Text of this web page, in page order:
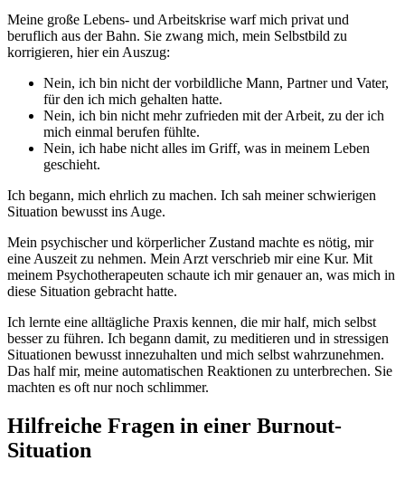
Meine große Lebens- und Arbeitskrise warf mich privat und
beruflich aus der Bahn. Sie zwang mich, mein Selbstbild zu
korrigieren, hier ein Auszug:
Nein, ich bin nicht der vorbildliche Mann, Partner und Vater,
für den ich mich gehalten hatte.
Nein, ich bin nicht mehr zufrieden mit der Arbeit, zu der ich
mich einmal berufen fühlte.
Nein, ich habe nicht alles im Griff, was in meinem Leben
geschieht.
Ich begann, mich ehrlich zu machen. Ich sah meiner schwierigen
Situation bewusst ins Auge.
Mein psychischer und körperlicher Zustand machte es nötig, mir
eine Auszeit zu nehmen. Mein Arzt verschrieb mir eine Kur. Mit
meinem Psychotherapeuten schaute ich mir genauer an, was mich in
diese Situation gebracht hatte.
Ich lernte eine alltägliche Praxis kennen, die mir half, mich selbst
besser zu führen. Ich begann damit, zu meditieren und in stressigen
Situationen bewusst innezuhalten und mich selbst wahrzunehmen.
Das half mir, meine automatischen Reaktionen zu unterbrechen. Sie
machten es oft nur noch schlimmer.
Hilfreiche Fragen in einer Burnout-
Situation